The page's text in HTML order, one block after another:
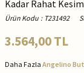
Kadar Rahat
Ürün Kodu : T231492
3.564,00TL
Daha Fazla Angelino